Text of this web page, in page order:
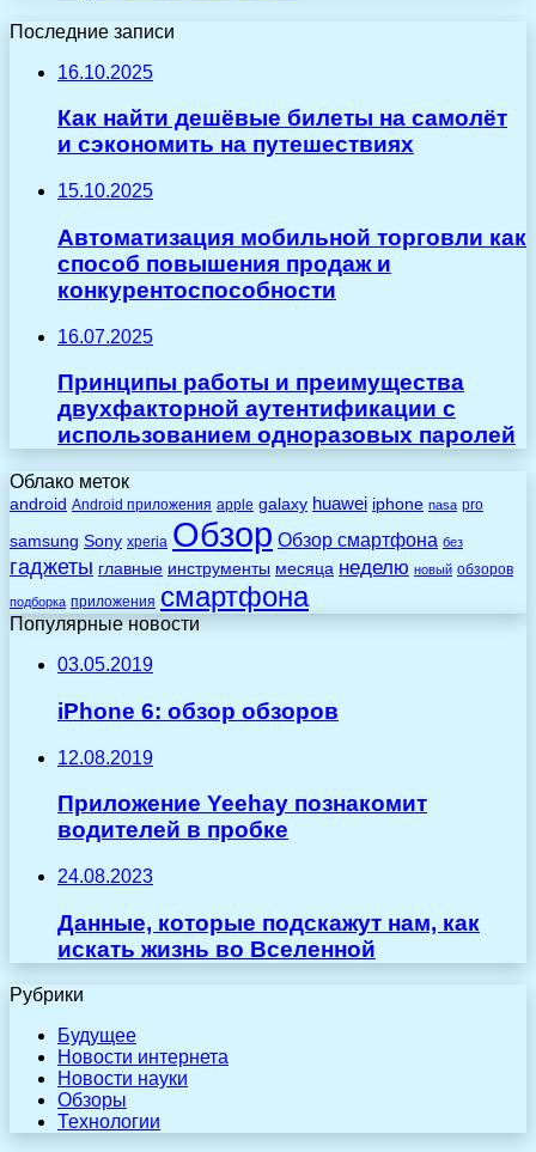
Последние записи
16.10.2025
Как найти дешёвые билеты на самолёт
и сэкономить на путешествиях
15.10.2025
Автоматизация мобильной торговли как
способ повышения продаж и
конкурентоспособности
16.07.2025
Принципы работы и преимущества
двухфакторной аутентификации с
использованием одноразовых паролей
Облако меток
android Android приложения apple galaxy huawei iphone nasa pro
samsung Sony xperia Обзор Обзор смартфона без
гаджеты главные инструменты месяца неделю новый обзоров
подборка приложения смартфона
Популярные новости
03.05.2019
iPhone 6: обзор обзоров
12.08.2019
Приложение Yeehay познакомит
водителей в пробке
24.08.2023
Данные, которые подскажут нам, как
искать жизнь во Вселенной
Рубрики
Будущее
Новости интернета
Новости науки
Обзоры
Технологии